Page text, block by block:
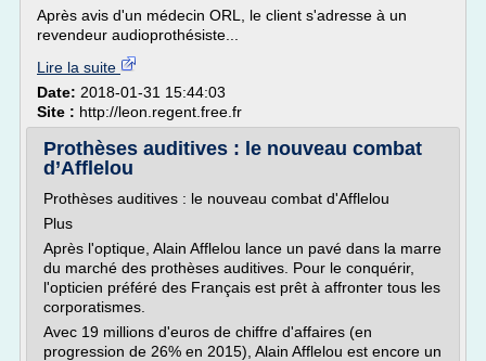
Après avis d'un médecin ORL, le client s'adresse à un
revendeur audioprothésiste...
Lire la suite
Date: 2018-01-31 15:44:03
Site : http://leon.regent.free.fr
Prothèses auditives : le nouveau combat
d’Afflelou
Prothèses auditives : le nouveau combat d'Afflelou
Plus
Après l'optique, Alain Afflelou lance un pavé dans la marre
du marché des prothèses auditives. Pour le conquérir,
l'opticien préféré des Français est prêt à affronter tous les
corporatismes.
Avec 19 millions d'euros de chiffre d'affaires (en
progression de 26% en 2015), Alain Afflelou est encore un